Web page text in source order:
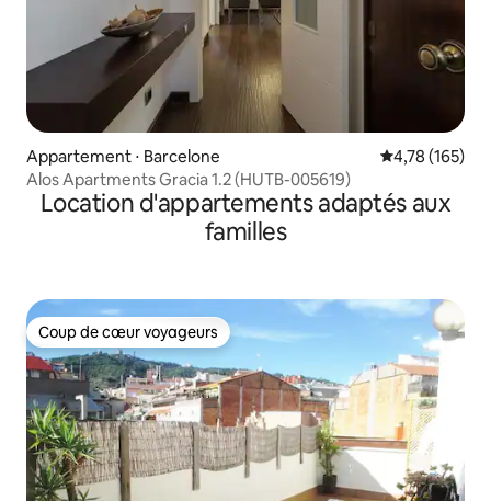
Appartement ⋅ Barcelone Évaluation
4,78 (165)
Alos Apartments Gracia 1.2 (HUTB-005619)
Location d'appartements adaptés aux
familles
Coup de cœur voyageurs
Coup de cœur voyageurs